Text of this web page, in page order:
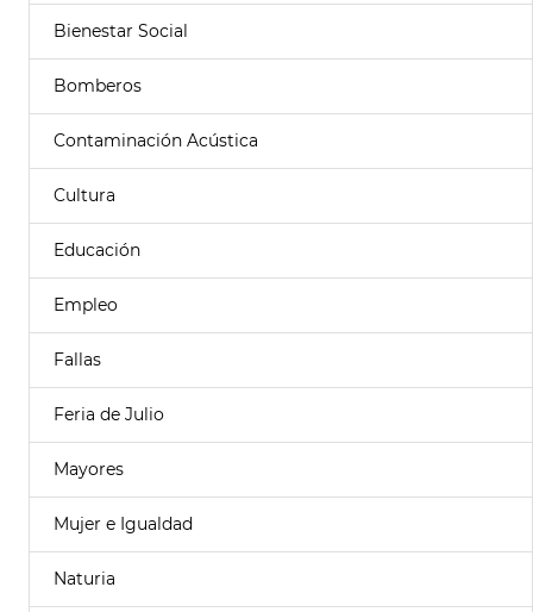
Bienestar Social
Bomberos
Contaminación Acústica
Cultura
Educación
Empleo
Fallas
Feria de Julio
Mayores
Mujer e Igualdad
Naturia